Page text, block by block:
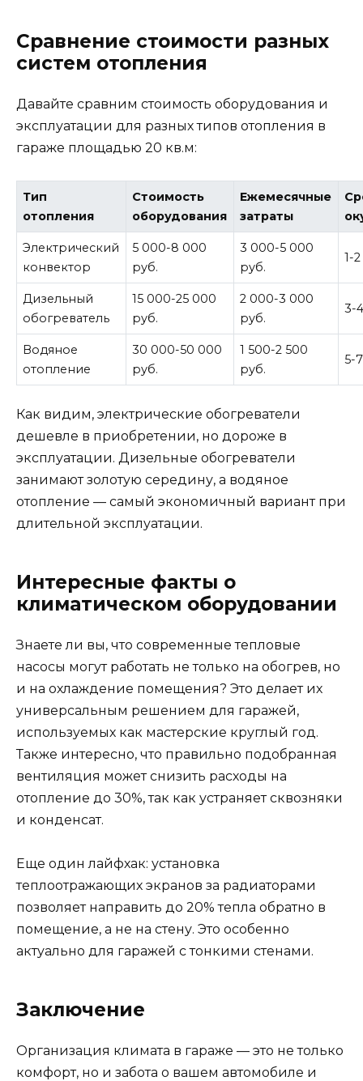
Сравнение стоимости разных
систем отопления
Давайте сравним стоимость оборудования и
эксплуатации для разных типов отопления в
гараже площадью 20 кв.м:
Тип
отопления
Стоимость
оборудования
Ежемесячные
затраты
Электрический
конвектор
5 000-8 000
руб.
3 000-5 000
руб.
1-
Дизельный
обогреватель
15 000-25 000
руб.
2 000-3 000
руб.
3-
Водяное
отопление
30 000-50 000
руб.
1 500-2 500
руб.
5-
Как видим, электрические обогреватели
дешевле в приобретении, но дороже в
эксплуатации. Дизельные обогреватели
занимают золотую середину, а водяное
отопление — самый экономичный вариант при
длительной эксплуатации.
Интересные факты о
климатическом оборудовании
Знаете ли вы, что современные тепловые
насосы могут работать не только на обогрев, но
и на охлаждение помещения? Это делает их
универсальным решением для гаражей,
используемых как мастерские круглый год.
Также интересно, что правильно подобранная
вентиляция может снизить расходы на
отопление до 30%, так как устраняет сквозняки
и конденсат.
Еще один лайфхак: установка
теплоотражающих экранов за радиаторами
позволяет направить до 20% тепла обратно в
помещение, а не на стену. Это особенно
актуально для гаражей с тонкими стенами.
Заключение
Организация климата в гараже — это не только
комфорт, но и забота о вашем автомобиле и